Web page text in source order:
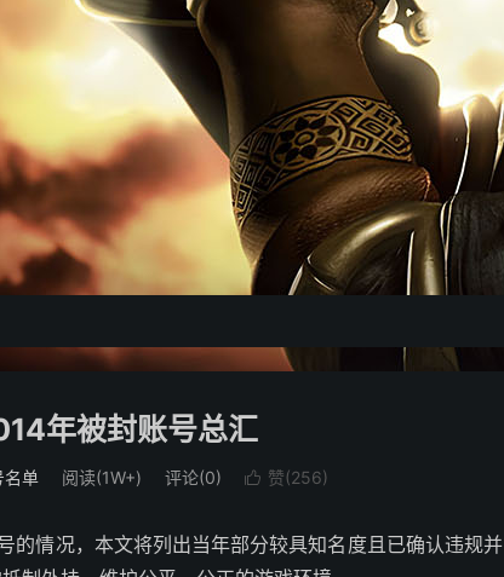
年被封账号总汇
名单 阅读(1W+) 评论(0)  赞(256)
的情况，本文将列出当年部分较具知名度且已确认违规并